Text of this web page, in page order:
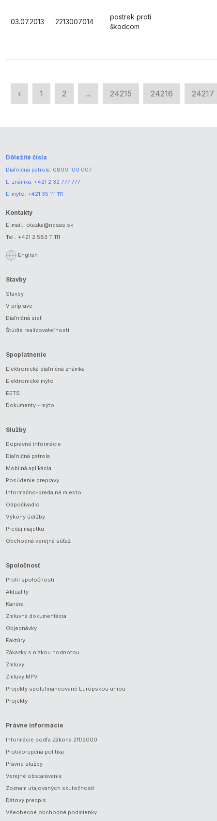
03.07.2013 2213007014
postrek proti
škodcom
‹ 1 2 ... 24215 24216 24217
Dôležité čísla
Diaľničná patrola: 0800 100 007
E-známka: +421 2 32 777 777
E-mýto: +421 35 111 111
Kontakty
E-mail.: otazka@ndsas.sk
Tel.: +421 2 583 11 111
English
Stavby
Stavby
V príprave
Diaľničná sieť
Štúdie realizovateľnosti
Spoplatnenie
Elektronická diaľničná známka
Elektronické mýto
EETS
Dokumenty - mýto
Služby
Dopravné informácie
Diaľničná patrola
Mobilná aplikácia
Posúdenie prepravy
Informačno-predajné miesto
Odpočívadlo
Výkony údržby
Predaj majetku
Obchodná verejná súťaž
Spoločnosť
Profil spoločnosti
Aktuality
Kariéra
Zmluvná dokumentácia
Objednávky
Faktúry
Zákazky s nízkou hodnotou
Zmluvy
Zmluvy MPV
Projekty spolufinancované Európskou úniou
Projekty
Právne informácie
Informácie podľa Zákona 211/2000
Protikorupčná politika
Právne služby
Verejné obstarávanie
Zoznam utajovaných skutočností
Dátový predpis
Všeobecné obchodné podmienky